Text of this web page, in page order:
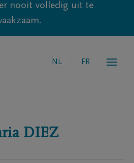
nooit volledig uit te
NL FR
DIEZ